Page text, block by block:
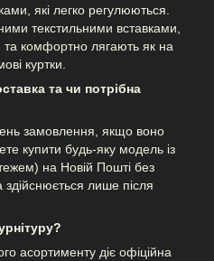
які легко регулюються.
текстильними вставками,
та комфортно лягають як на
куртки.
та чи потрібна
замовлення, якщо воно
купити будь-яку модель із
на Новій Пошті без
лише після
асортименту діє офіційна